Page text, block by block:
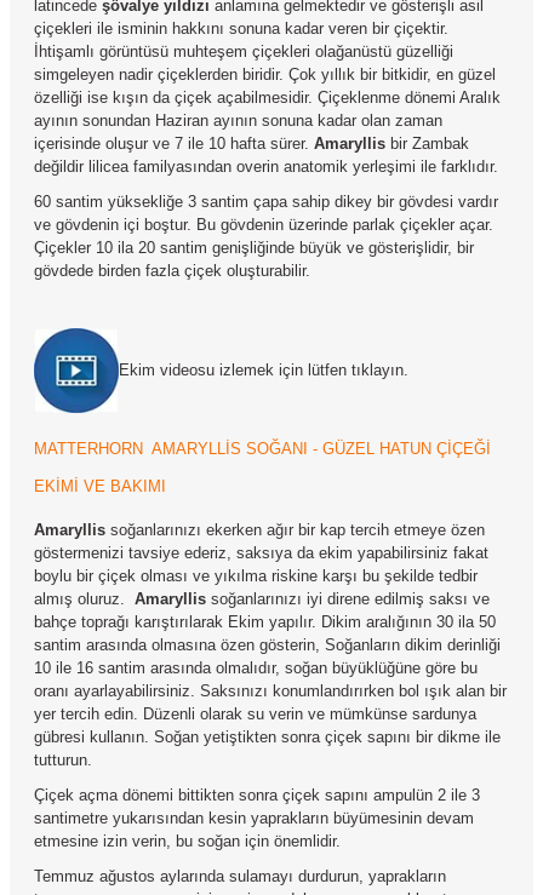
latincede şövalye yıldızı anlamına gelmektedir ve gösterişli asil
çiçekleri ile isminin hakkını sonuna kadar veren bir çiçektir.
İhtişamlı görüntüsü muhteşem çiçekleri olağanüstü güzelliği
simgeleyen nadir çiçeklerden biridir. Çok yıllık bir bitkidir, en güzel
özelliği ise kışın da çiçek açabilmesidir. Çiçeklenme dönemi Aralık
ayının sonundan Haziran ayının sonuna kadar olan zaman
içerisinde oluşur ve 7 ile 10 hafta sürer. Amaryllis bir Zambak
değildir lilicea familyasından overin anatomik yerleşimi ile farklıdır.
60 santim yüksekliğe 3 santim çapa sahip dikey bir gövdesi vardır
ve gövdenin içi boştur. Bu gövdenin üzerinde parlak çiçekler açar.
Çiçekler 10 ila 20 santim genişliğinde büyük ve gösterişlidir, bir
gövdede birden fazla çiçek oluşturabilir.
Ekim videosu izlemek için lütfen tıklayın
MATTERHORN AMARYLLİS SOĞANI - GÜZEL HATUN ÇİÇEĞİ
EKİMİ VE BAKIMI
Amaryllis soğanlarınızı ekerken ağır bir kap tercih etmeye özen
göstermenizi tavsiye ederiz, saksıya da ekim yapabilirsiniz fakat
boylu bir çiçek olması ve yıkılma riskine karşı bu şekilde tedbir
almış oluruz.
Amaryllis soğanlarınızı iyi direne edilmiş saksı ve
bahçe toprağı karıştırılarak Ekim yapılır. Dikim aralığının 30 ila 50
santim arasında olmasına özen gösterin, Soğanların dikim derinliği
10 ile 16 santim arasında olmalıdır, soğan büyüklüğüne göre bu
oranı ayarlayabilirsiniz. Saksınızı konumlandırırken bol ışık alan bir
yer tercih edin. Düzenli olarak su verin ve mümkünse sardunya
gübresi kullanın. Soğan yetiştikten sonra çiçek sapını bir dikme ile
tutturun.
Çiçek açma dönemi bittikten sonra çiçek sapını ampulün 2 ile 3
santimetre yukarısından kesin yaprakların büyümesinin devam
etmesine izin verin, bu soğan için önemlidir.
Temmuz ağustos aylarında sulamayı durdurun, yaprakların